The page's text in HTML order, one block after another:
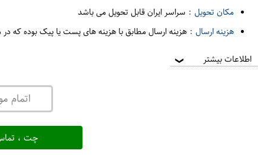
مکان تحویل : سراسر ایران قابل تحویل می باشد
هزینه ارسال : هزینه ارسال مطابق با هزینه های پست یا پیک بوده که
اطلاعات بیشتر ❯
اتمام
چت ،